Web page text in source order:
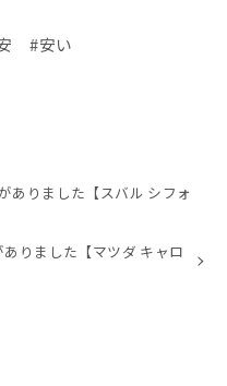
#安い
ありました【スバル シフォ
りました【マツダ キャロ